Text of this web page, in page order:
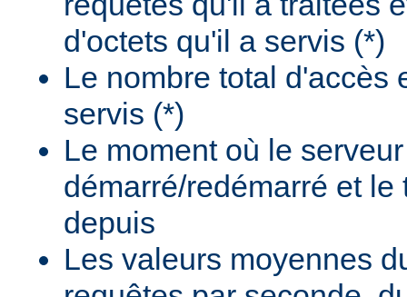
d'octets qu'il a servis (*)
Le nombre total d'accès
servis (*)
Le moment où le
démarré/redémarré et le
depuis
Les valeurs moyennes